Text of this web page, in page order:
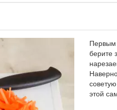
Первым
берите
этой